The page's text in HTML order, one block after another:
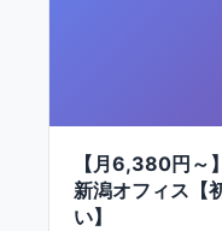
【月6,380円～
新潟オフィス【
い】